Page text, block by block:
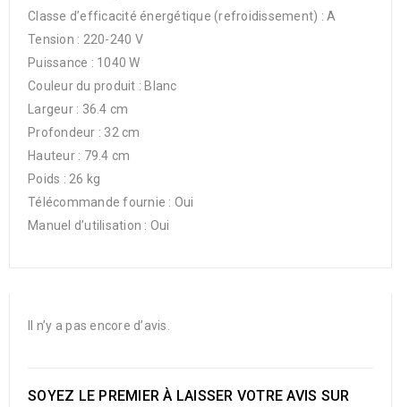
Classe d’efficacité énergétique (refroidissement) : A
Tension : 220-240 V
Puissance : 1040 W
Couleur du produit : Blanc
Largeur : 36.4 cm
Profondeur : 32 cm
Hauteur : 79.4 cm
Poids : 26 kg
Télécommande fournie : Oui
Manuel d’utilisation : Oui
Il n’y a pas encore d’avis.
SOYEZ LE PREMIER À LAISSER VOTRE AVIS SUR